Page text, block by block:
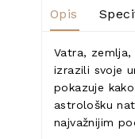
Opis
Vatra,
izrazili svoje
pokazuje
astrološku
najvažnijim